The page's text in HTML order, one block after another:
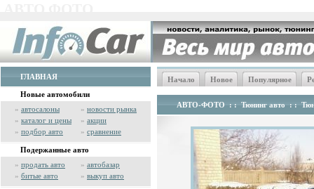
ГЛАВНАЯ
Новые автомобили
» автосалоны » новости рынка
» каталог и цены » акции
» подбор авто » сравнение
Подержанные авто
» продать авто » автобазар
» битые авто » выкуп авто
Начало Новое Популярное
АВТО-ФОТО : : Тюнинг авто : :